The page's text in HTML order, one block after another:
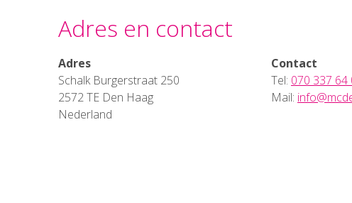
Adres en contact
Adres
Schalk Burgerstraat 250
2572 TE Den Haag
Nederland
Contact
Tel: 070 337 64
Mail: